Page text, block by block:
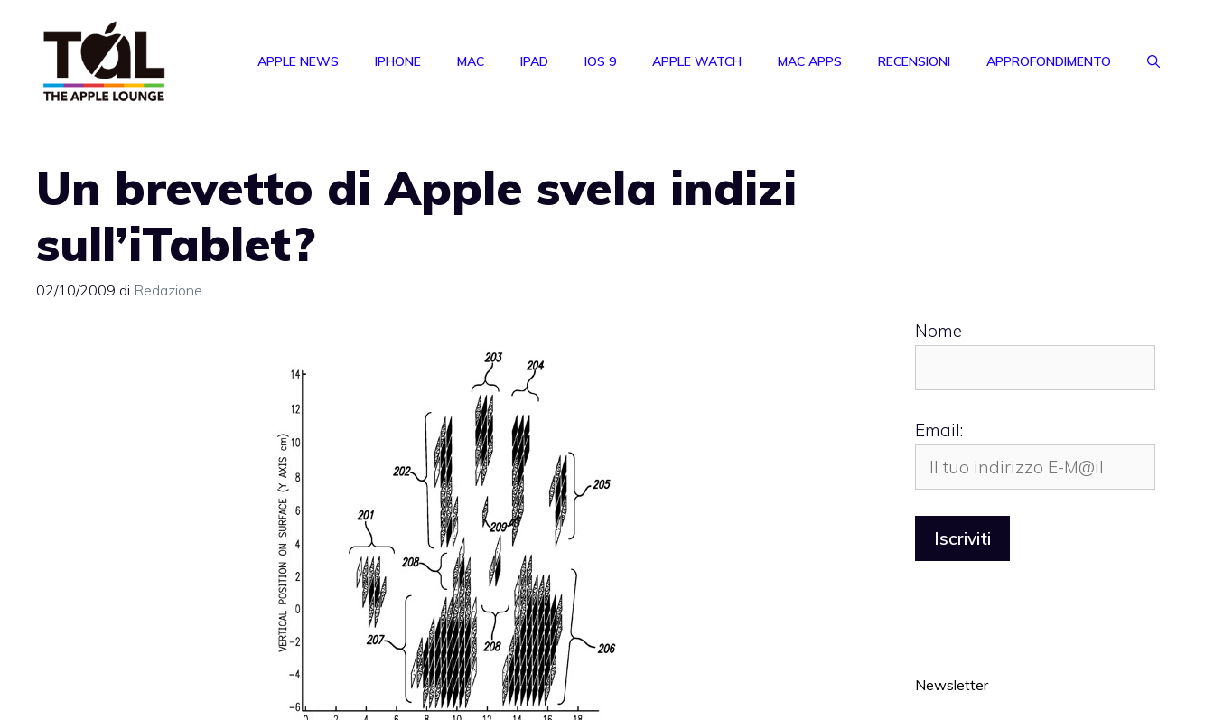
APPLE NEWS IPHONE MAC IPAD IOS 9 APPLE WATCH MAC APPS RECENSIONI APPROFONDIMENTO
Un brevetto di Apple svela indizi
sull’iTablet?
02/10/2009 di Redazione
Nome
Email:
Newsletter